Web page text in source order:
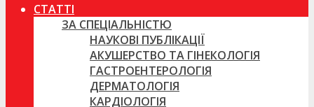
СТАТТІ
ЗА СПЕЦІАЛЬНІСТЮ
НАУКОВІ ПУБЛІКАЦІЇ
АКУШЕРСТВО ТА ГІНЕКОЛОГІЯ
ГАСТРОЕНТЕРОЛОГІЯ
ДЕРМАТОЛОГІЯ
КАРДІОЛОГІЯ